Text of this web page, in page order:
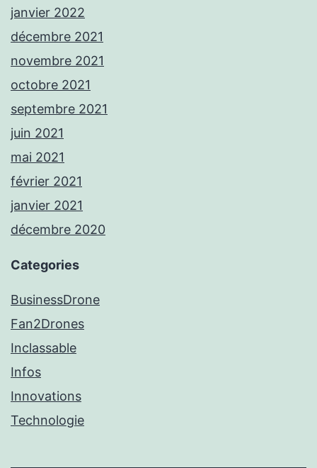
janvier 2022
décembre 2021
novembre 2021
octobre 2021
septembre 2021
juin 2021
mai 2021
février 2021
janvier 2021
décembre 2020
Categories
BusinessDrone
Fan2Drones
Inclassable
Infos
Innovations
Technologie